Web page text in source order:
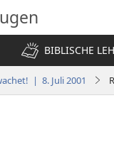
BIBLISCHE
| 8. Juli 2001